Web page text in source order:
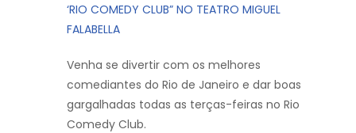
‘RIO COMEDY CLUB” NO TEATRO MIGUEL
FALABELLA
Venha se divertir com os melhores
comediantes do Rio de Janeiro e dar boas
gargalhadas todas as terças-feiras no Rio
Comedy Club.